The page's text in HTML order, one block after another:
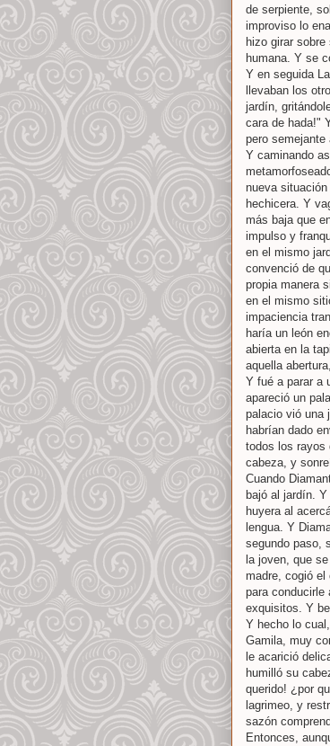
de serpiente,
improviso lo
hizo girar
humana. Y se
Y en seguida
llevaban los
jardín,
cara de hada!"
pero
Y caminando
nueva
hechicera. Y
más baja que
impulso y
en el mismo
convenció de
propia manera
en el mismo
impaciencia
haría un león
abierta en la
aquella
Y fué a parar a
apareció un
palacio vió una
habrían dado
todos los rayos
cabeza, y
Cuando
bajó al jardín.
huyera al
lengua. Y
segundo paso,
la joven, que
madre, cogió el
para conducirle
exquisitos. Y
Y hecho lo
Gamila, muy
le acarició
humilló su
querido! ¿por
lagrimeo, y
sazón
Entonces,